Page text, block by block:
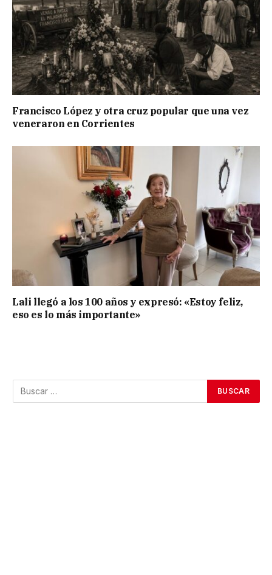
Francisco López y otra cruz popular que una vez
veneraron en Corrientes
Lali llegó a los 100 años y expresó: «Estoy feliz,
eso es lo más importante»